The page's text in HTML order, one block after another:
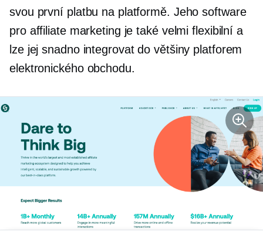
svou první platbu na platformě. Jeho software
pro affiliate marketing je také velmi flexibilní a
lze jej snadno integrovat do většiny platforem
elektronického obchodu.